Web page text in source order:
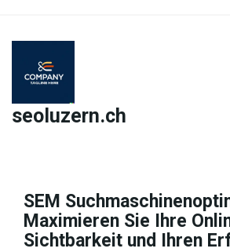
content
seoluzern.ch
SEM
Maximieren Sie Ihre
Sichtbarkeit und Ihren